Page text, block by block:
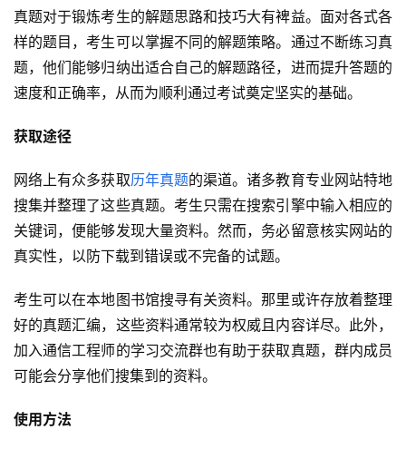
真题对于锻炼考生的解题思路和技巧大有裨益。面对各式各
样的题目，考生可以掌握不同的解题策略。通过不断练习真
题，他们能够归纳出适合自己的解题路径，进而提升答题的
速度和正确率，从而为顺利通过考试奠定坚实的基础。
获取途径
网络上有众多获取历年真题的渠道。诸多教育专业网站特地
搜集并整理了这些真题。考生只需在搜索引擎中输入相应的
关键词，便能够发现大量资料。然而，务必留意核实网站的
真实性，以防下载到错误或不完备的试题。
考生可以在本地图书馆搜寻有关资料。那里或许存放着整理
好的真题汇编，这些资料通常较为权威且内容详尽。此外，
加入通信工程师的学习交流群也有助于获取真题，群内成员
可能会分享他们搜集到的资料。
使用方法